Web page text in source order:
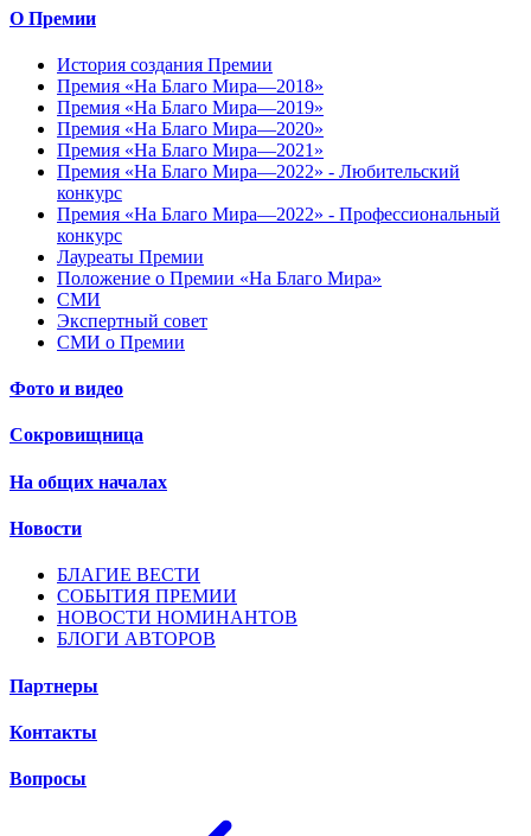
О Премии
История создания Премии
Премия «На Благо Мира—2018»
Премия «На Благо Мира—2019»
Премия «На Благо Мира—2020»
Премия «На Благо Мира—2021»
Премия «На Благо Мира—2022» - Любительский
конкурс
Премия «На Благо Мира—2022» - Профессиональный
конкурс
Лауреаты Премии
Положение о Премии «На Благо Мира»
СМИ
Экспертный совет
СМИ о Премии
Фото и видео
Сокровищница
На общих началах
Новости
БЛАГИЕ ВЕСТИ
СОБЫТИЯ ПРЕМИИ
НОВОСТИ НОМИНАНТОВ
БЛОГИ АВТОРОВ
Партнеры
Контакты
Вопросы